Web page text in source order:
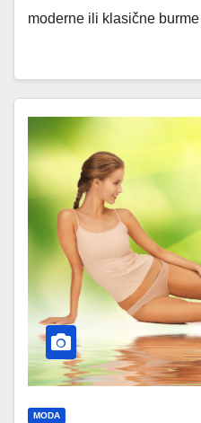
moderne ili klasične
MODA